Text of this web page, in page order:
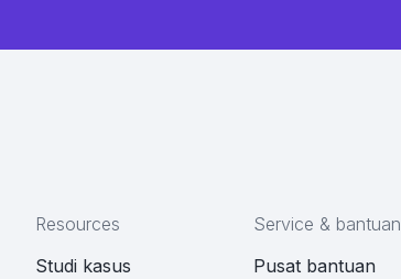
Resources
Studi kasus
Service & bantuan
Pusat bantuan